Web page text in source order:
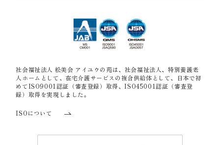
社会福祉法人 松美会 アイユウの苑は、社会福祉法人、特別養護老
人ホームとして、在宅介護サービスの複合供給体として、日本で初
めてISO9001認証（審査登録）取得、ISO45001認証（審査登
録）取得を実現しました。
ISOについて